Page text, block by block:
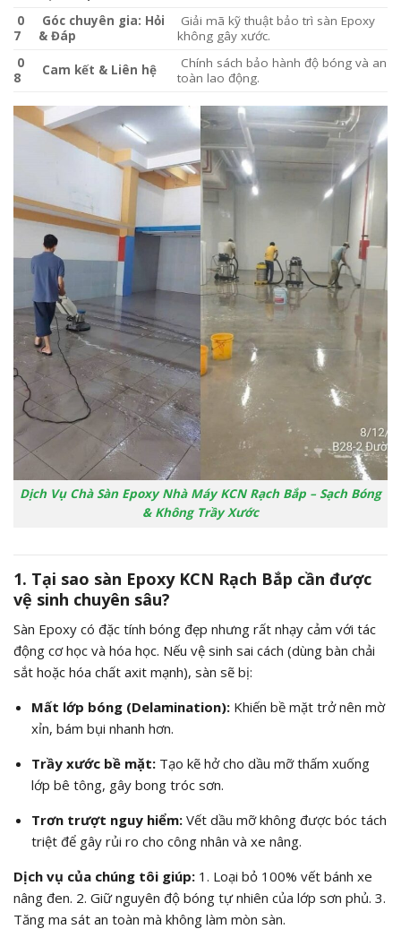
0
7
Góc chuyên gia: Hỏi
& Đáp
Giải mã kỹ thuật bảo trì sàn Epoxy
không gây xước.
0
8
Cam kết & Liên hệ
Chính sách bảo hành độ bóng và an
toàn lao động.
Dịch Vụ Chà Sàn Epoxy Nhà Máy KCN Rạch Bắp – Sạch Bóng
& Không Trầy Xước
1. Tại sao sàn Epoxy KCN Rạch Bắp cần được
vệ sinh chuyên sâu?
Sàn Epoxy có đặc tính bóng đẹp nhưng rất nhạy cảm với tác
động cơ học và hóa học. Nếu vệ sinh sai cách (dùng bàn chải
sắt hoặc hóa chất axit mạnh), sàn sẽ bị:
Mất lớp bóng (Delamination):Khiến bề mặt trở nên mờ
xỉn, bám bụi nhanh hơn.
Trầy xước bề mặt:Tạo kẽ hở cho dầu mỡ thấm xuống
lớp bê tông, gây bong tróc sơn.
Trơn trượt nguy hiểm:Vết dầu mỡ không được bóc tách
triệt để gây rủi ro cho công nhân và xe nâng.
Dịch vụ của chúng tôi giúp: 1. Loại bỏ 100% vết bánh xe
nâng đen. 2. Giữ nguyên độ bóng tự nhiên của lớp sơn phủ. 3.
Tăng ma sát an toàn mà không làm mòn sàn.